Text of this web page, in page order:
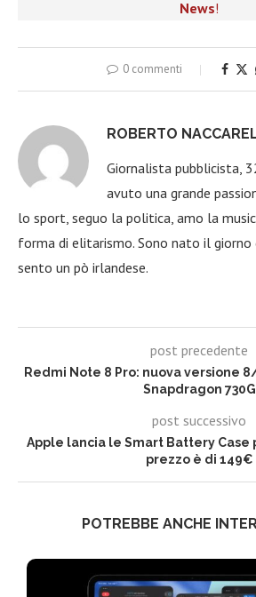
News!
0 commenti
ROBERTO
Giornalista pubblicista,
avuto una grande
lo sport, seguo la politica, amo la
forma di elitarismo. Sono nato il giorno
sento un pò irlandese.
post precedente
Redmi Note 8 Pro: nuova versione
Snapdragon 730G
post successivo
Apple lancia le Smart Battery Case
prezzo è di 149€
POTREBBE ANCHE